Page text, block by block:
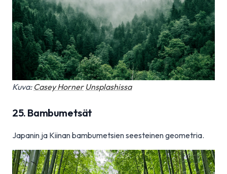
Kuva: Casey Horner Unsplashissa
25. Bambumetsät
Japanin ja Kiinan bambumetsien seesteinen geometria.